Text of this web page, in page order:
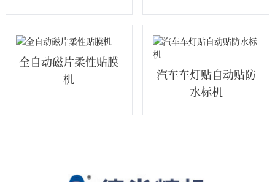
全自动磁片柔性贴膜
机
汽车车灯贴自动贴防
水标机